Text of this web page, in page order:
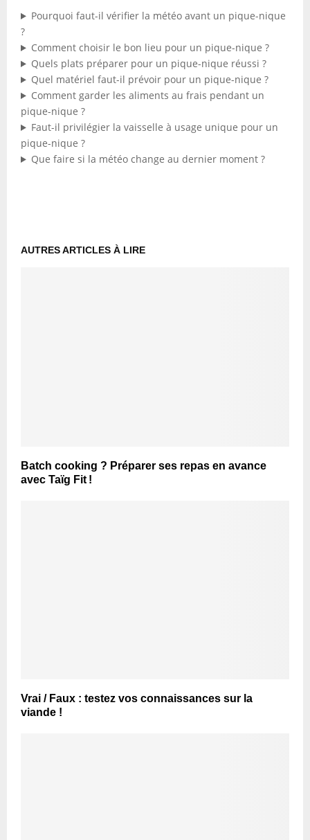
Pourquoi faut-il vérifier la météo avant un pique-nique
?
Comment choisir le bon lieu pour un pique-nique ?
Quels plats préparer pour un pique-nique réussi ?
Quel matériel faut-il prévoir pour un pique-nique ?
Comment garder les aliments au frais pendant un
pique-nique ?
Faut-il privilégier la vaisselle à usage unique pour un
pique-nique ?
Que faire si la météo change au dernier moment ?
AUTRES ARTICLES À LIRE
Batch cooking ? Préparer ses repas en avance
avec Taïg Fit !
Vrai / Faux : testez vos connaissances sur la
viande !